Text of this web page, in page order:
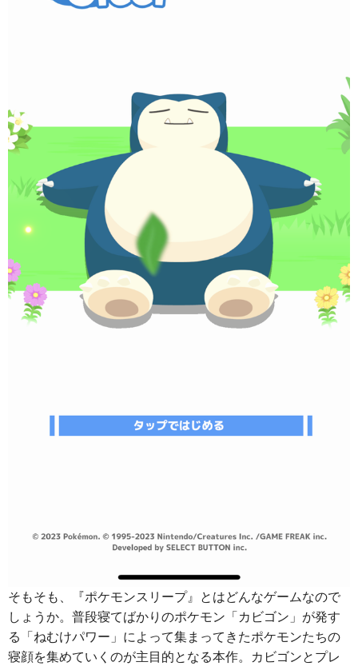
そもそも、『ポケモンスリープ』とはどんなゲームなので
しょうか。普段寝てばかりのポケモン「カビゴン」が発す
る「ねむけパワー」によって集まってきたポケモンたちの
寝顔を集めていくのが主目的となる本作。カビゴンとプレ